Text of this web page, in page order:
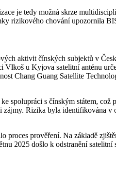
je tedy možná skrze
rizikového chování upozornila
aktivit čínských subjektů v
u Kyjova satelitní anténu
Chang Guang Satellite
spolupráci s čínským státem,
Rizika byla identifikována
prověření. Na základě
2025 došlo k odstranění